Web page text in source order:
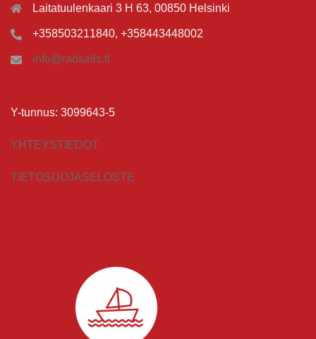
Laitatuulenkaari 3 H 63, 00850 Helsinki
+358503211840, +358443448002
info@radsails.fi
Y-tunnus: 3099643-5
YHTEYSTIEDOT
TIETOSUOJASELOSTE